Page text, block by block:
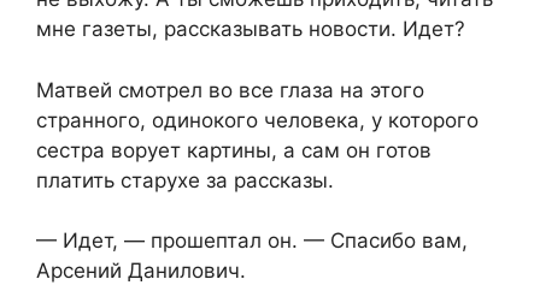
мне газеты, рассказывать новости. Идет?
Матвей смотрел во все глаза на этого
странного, одинокого человека, у которого
сестра ворует картины, а сам он готов
платить старухе за рассказы.
— Идет, — прошептал он. — Спасибо вам,
Арсений Данилович.